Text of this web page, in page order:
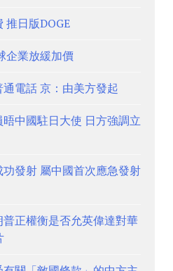
推日版DOGE
企業放緩加價
電話 京：由美方發起
中國駐日大使 日方強調立
發射 屬中國首次應急發射
正權衡是否允英偉達對華